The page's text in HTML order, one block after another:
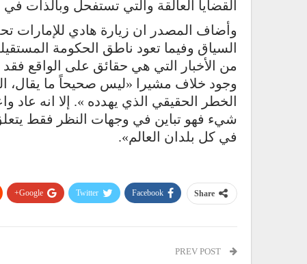
القضايا العالقة والتي تستفحل وبالذات
وأضاف المصدر ان زيارة هادي للإمارات
السياق وفيما تعود ناطق الحكومة
من الأخبار التي هي حقائق على الواقع
وجود خلاف مشيرا «ليس صحيحاً ما يقال،
الخطر الحقيقي الذي يهدده ». إلا انه
شيء فهو تباين في وجهات النظر فقط
في كل بلدان العالم».
Share
Facebook
Twitter
Google+